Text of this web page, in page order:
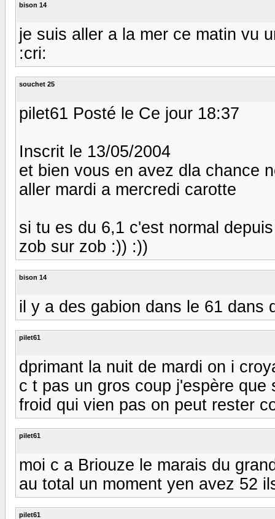
bison 14
je suis aller a la mer ce matin vu
:cri:
souchet 25
pilet61 Posté le Ce jour 18:37
Inscrit le 13/05/2004
et bien vous en avez dla chance
aller mardi a mercredi carotte
si tu es du 6,1 c'est normal
zob sur zob :)) :))
bison 14
il y a des gabion dans le 61 dans
pilet61
dprimant la nuit de mardi on i
c t pas un gros coup j'espère
froid qui vien pas on peut rester
pilet61
moi c a Briouze le marais du
au total un moment yen avez 52
pilet61